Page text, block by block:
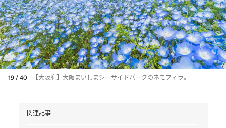
19 / 40 【大阪府】大阪まいしまシーサイドパークのネモフィラ。
関連記事